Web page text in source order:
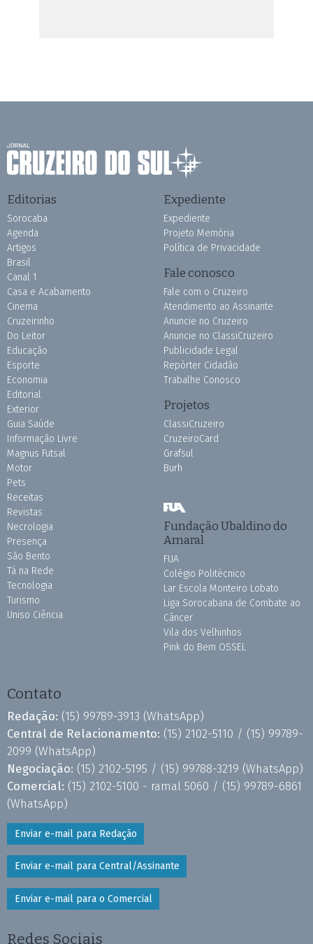
Editorias
Sorocaba
Agenda
Artigos
Brasil
Canal 1
Casa e Acabamento
Cinema
Cruzeirinho
Do Leitor
Educação
Esporte
Economia
Editorial
Exterior
Guia Saúde
Informação Livre
Magnus Futsal
Motor
Pets
Receitas
Revistas
Necrologia
Presença
São Bento
Tá na Rede
Tecnologia
Turismo
Uniso Ciência
Expediente
Expediente
Projeto Memória
Política de Privacidade
Fale conosco
Fale com o Cruzeiro
Atendimento ao Assinante
Anuncie no Cruzeiro
Anuncie no ClassiCruzeiro
Publicidade Legal
Repórter Cidadão
Trabalhe Conosco
Projetos
ClassiCruzeiro
CruzeiroCard
Grafsul
Burh
Fundação Ubaldino do
Amaral
FUA
Colégio Politécnico
Lar Escola Monteiro Lobato
Liga Sorocabana de Combate ao
Câncer
Vila dos Velhinhos
Pink do Bem OSSEL
Contato
Redação: (15) 99789-3913 (WhatsApp)
Central de Relacionamento: (15) 2102-5110 / (15) 99789-
2099 (WhatsApp)
Negociação: (15) 2102-5195 / (15) 99788-3219 (WhatsApp)
Comercial: (15) 2102-5100 - ramal 5060 / (15) 99789-6861
(WhatsApp)
Enviar e-mail para Redação
Enviar e-mail para Central/Assinante
Enviar e-mail para o Comercial
Redes Sociais